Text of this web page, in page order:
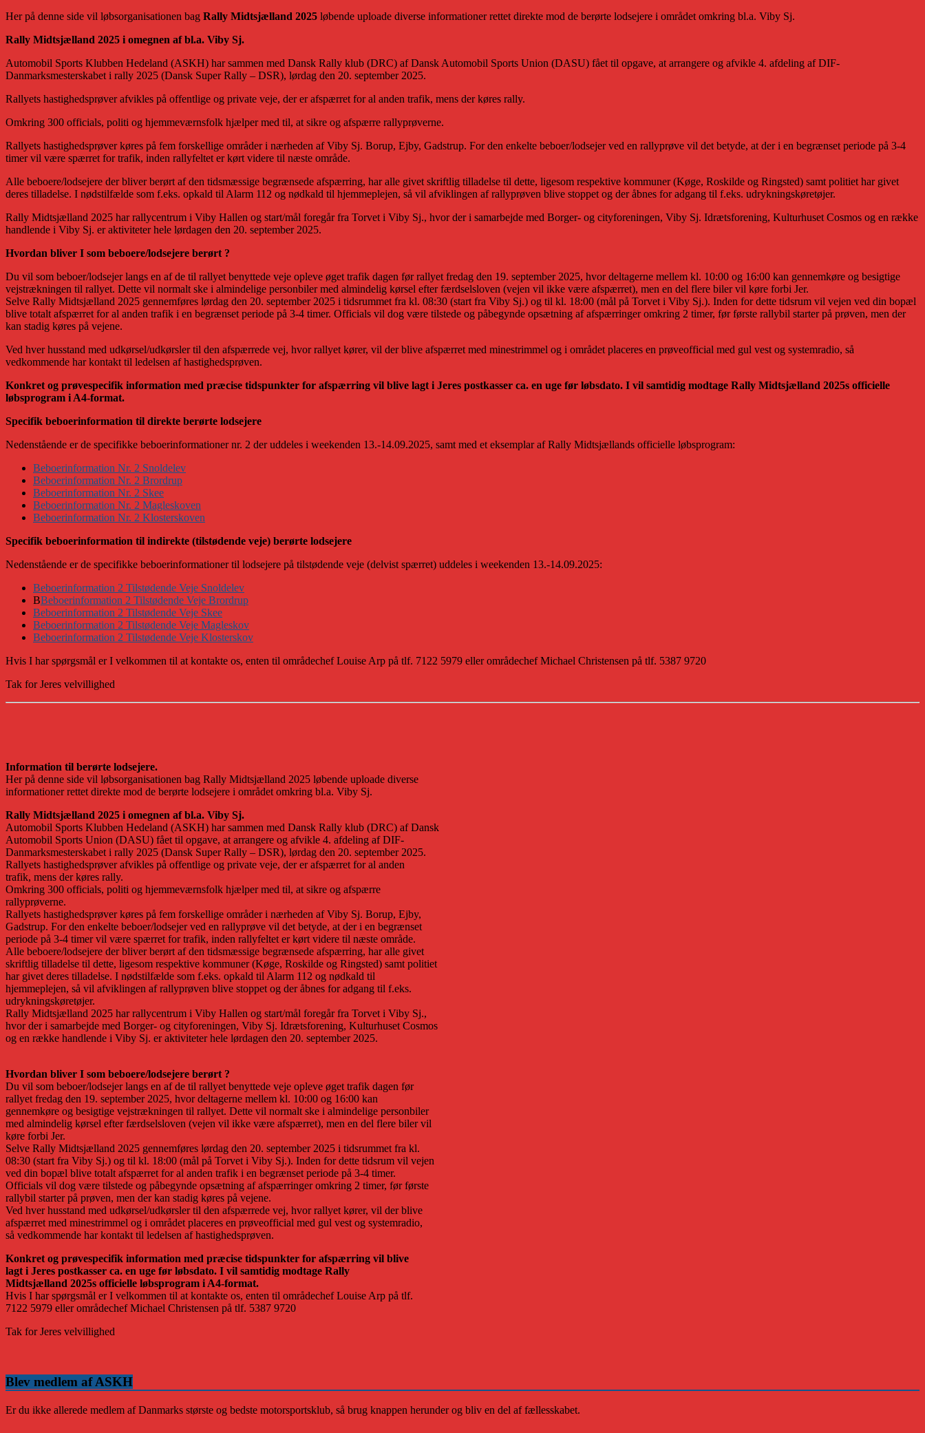
Her på denne side vil løbsorganisationen bag Rally Midtsjælland 2025 løbende uploade diverse informationer rettet direkte mod de berørte lodsejere i området omkring bl.a. Viby Sj.
Rally Midtsjælland 2025 i omegnen af bl.a. Viby Sj.
Automobil Sports Klubben Hedeland (ASKH) har sammen med Dansk Rally klub (DRC) af Dansk Automobil Sports Union (DASU) fået til opgave, at arrangere og afvikle 4. afdeling af DIF-
Danmarksmesterskabet i rally 2025 (Dansk Super Rally – DSR), lørdag den 20. september 2025.
Rallyets hastighedsprøver afvikles på offentlige og private veje, der er afspærret for al anden trafik, mens der køres rally.
Omkring 300 officials, politi og hjemmeværnsfolk hjælper med til, at sikre og afspærre rallyprøverne.
Rallyets hastighedsprøver køres på fem forskellige områder i nærheden af Viby Sj. Borup, Ejby, Gadstrup. For den enkelte beboer/lodsejer ved en rallyprøve vil det betyde, at der i en begrænset periode på 3-4
timer vil være spærret for trafik, inden rallyfeltet er kørt videre til næste område.
Alle beboere/lodsejere der bliver berørt af den tidsmæssige begrænsede afspærring, har alle givet skriftlig tilladelse til dette, ligesom respektive kommuner (Køge, Roskilde og Ringsted) samt politiet har givet
deres tilladelse. I nødstilfælde som f.eks. opkald til Alarm 112 og nødkald til hjemmeplejen, så vil afviklingen af rallyprøven blive stoppet og der åbnes for adgang til f.eks. udrykningskøretøjer.
Rally Midtsjælland 2025 har rallycentrum i Viby Hallen og start/mål foregår fra Torvet i Viby Sj., hvor der i samarbejde med Borger- og cityforeningen, Viby Sj. Idrætsforening, Kulturhuset Cosmos og en række
handlende i Viby Sj. er aktiviteter hele lørdagen den 20. september 2025.
Hvordan bliver I som beboere/lodsejere berørt ?
Du vil som beboer/lodsejer langs en af de til rallyet benyttede veje opleve øget trafik dagen før rallyet fredag den 19. september 2025, hvor deltagerne mellem kl. 10:00 og 16:00 kan gennemkøre og besigtige
vejstrækningen til rallyet. Dette vil normalt ske i almindelige personbiler med almindelig kørsel efter færdselsloven (vejen vil ikke være afspærret), men en del flere biler vil køre forbi Jer.
Selve Rally Midtsjælland 2025 gennemføres lørdag den 20. september 2025 i tidsrummet fra kl. 08:30 (start fra Viby Sj.) og til kl. 18:00 (mål på Torvet i Viby Sj.). Inden for dette tidsrum vil vejen ved din bopæl
blive totalt afspærret for al anden trafik i en begrænset periode på 3-4 timer. Officials vil dog være tilstede og påbegynde opsætning af afspærringer omkring 2 timer, før første rallybil starter på prøven, men der
kan stadig køres på vejene.
Ved hver husstand med udkørsel/udkørsler til den afspærrede vej, hvor rallyet kører, vil der blive afspærret med minestrimmel og i området placeres en prøveofficial med gul vest og systemradio, så
vedkommende har kontakt til ledelsen af hastighedsprøven.
Konkret og prøvespecifik information med præcise tidspunkter for afspærring vil blive lagt i Jeres postkasser ca. en uge før løbsdato. I vil samtidig modtage Rally Midtsjælland 2025s officielle
løbsprogram i A4-format.
Specifik beboerinformation til direkte berørte lodsejere
Nedenstående er de specifikke beboerinformationer nr. 2 der uddeles i weekenden 13.-14.09.2025, samt med et eksemplar af Rally Midtsjællands officielle løbsprogram:
Beboerinformation Nr. 2 Snoldelev
Beboerinformation Nr. 2 Brordrup
Beboerinformation Nr. 2 Skee
Beboerinformation Nr. 2 Magleskoven
Beboerinformation Nr. 2 Klosterskoven
Specifik beboerinformation til indirekte (tilstødende veje) berørte lodsejere
Nedenstående er de specifikke beboerinformationer til lodsejere på tilstødende veje (delvist spærret) uddeles i weekenden 13.-14.09.2025:
Beboerinformation 2 Tilstødende Veje Snoldelev
BBeboerinformation 2 Tilstødende Veje Brordrup
Beboerinformation 2 Tilstødende Veje Skee
Beboerinformation 2 Tilstødende Veje Magleskov
Beboerinformation 2 Tilstødende Veje Klosterskov
Hvis I har spørgsmål er I velkommen til at kontakte os, enten til områdechef Louise Arp på tlf. 7122 5979 eller områdechef Michael Christensen på tlf. 5387 9720
Tak for Jeres velvillighed
Information til berørte lodsejere.
Her på denne side vil løbsorganisationen bag Rally Midtsjælland 2025 løbende uploade diverse
informationer rettet direkte mod de berørte lodsejere i området omkring bl.a. Viby Sj.
Rally Midtsjælland 2025 i omegnen af bl.a. Viby Sj.
Automobil Sports Klubben Hedeland (ASKH) har sammen med Dansk Rally klub (DRC) af Dansk
Automobil Sports Union (DASU) fået til opgave, at arrangere og afvikle 4. afdeling af DIF-
Danmarksmesterskabet i rally 2025 (Dansk Super Rally – DSR), lørdag den 20. september 2025.
Rallyets hastighedsprøver afvikles på offentlige og private veje, der er afspærret for al anden
trafik, mens der køres rally.
Omkring 300 officials, politi og hjemmeværnsfolk hjælper med til, at sikre og afspærre
rallyprøverne.
Rallyets hastighedsprøver køres på fem forskellige områder i nærheden af Viby Sj. Borup, Ejby,
Gadstrup. For den enkelte beboer/lodsejer ved en rallyprøve vil det betyde, at der i en begrænset
periode på 3-4 timer vil være spærret for trafik, inden rallyfeltet er kørt videre til næste område.
Alle beboere/lodsejere der bliver berørt af den tidsmæssige begrænsede afspærring, har alle givet
skriftlig tilladelse til dette, ligesom respektive kommuner (Køge, Roskilde og Ringsted) samt politiet
har givet deres tilladelse. I nødstilfælde som f.eks. opkald til Alarm 112 og nødkald til
hjemmeplejen, så vil afviklingen af rallyprøven blive stoppet og der åbnes for adgang til f.eks.
udrykningskøretøjer.
Rally Midtsjælland 2025 har rallycentrum i Viby Hallen og start/mål foregår fra Torvet i Viby Sj.,
hvor der i samarbejde med Borger- og cityforeningen, Viby Sj. Idrætsforening, Kulturhuset Cosmos
og en række handlende i Viby Sj. er aktiviteter hele lørdagen den 20. september 2025.
Hvordan bliver I som beboere/lodsejere berørt ?
Du vil som beboer/lodsejer langs en af de til rallyet benyttede veje opleve øget trafik dagen før
rallyet fredag den 19. september 2025, hvor deltagerne mellem kl. 10:00 og 16:00 kan
gennemkøre og besigtige vejstrækningen til rallyet. Dette vil normalt ske i almindelige personbiler
med almindelig kørsel efter færdselsloven (vejen vil ikke være afspærret), men en del flere biler vil
køre forbi Jer.
Selve Rally Midtsjælland 2025 gennemføres lørdag den 20. september 2025 i tidsrummet fra kl.
08:30 (start fra Viby Sj.) og til kl. 18:00 (mål på Torvet i Viby Sj.). Inden for dette tidsrum vil vejen
ved din bopæl blive totalt afspærret for al anden trafik i en begrænset periode på 3-4 timer.
Officials vil dog være tilstede og påbegynde opsætning af afspærringer omkring 2 timer, før første
rallybil starter på prøven, men der kan stadig køres på vejene.
Ved hver husstand med udkørsel/udkørsler til den afspærrede vej, hvor rallyet kører, vil der blive
afspærret med minestrimmel og i området placeres en prøveofficial med gul vest og systemradio,
så vedkommende har kontakt til ledelsen af hastighedsprøven.
Konkret og prøvespecifik information med præcise tidspunkter for afspærring vil blive
lagt i Jeres postkasser ca. en uge før løbsdato. I vil samtidig modtage Rally
Midtsjælland 2025s officielle løbsprogram i A4-format.
Hvis I har spørgsmål er I velkommen til at kontakte os, enten til områdechef Louise Arp på tlf.
7122 5979 eller områdechef Michael Christensen på tlf. 5387 9720
Tak for Jeres velvillighed
Blev medlem af ASKH
Er du ikke allerede medlem af Danmarks største og bedste motorsportsklub, så brug knappen herunder og bliv en del af fællesskabet.